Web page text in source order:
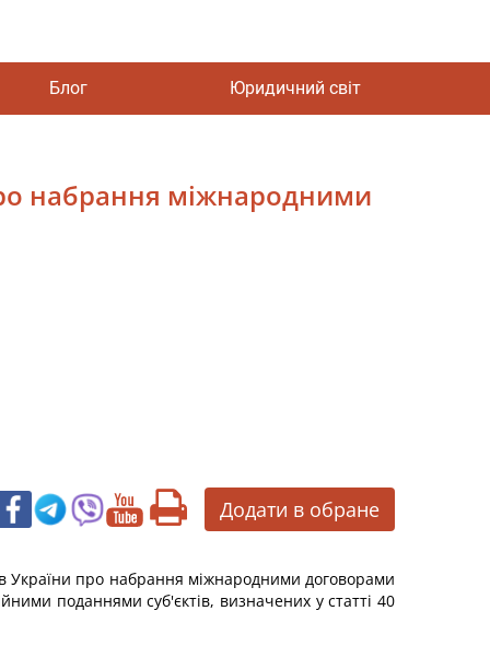
Блог Юридичний світ
набрання міжнародними
Додати в обране
України про набрання міжнародними договорами
поданнями суб'єктів, визначених у статті 40